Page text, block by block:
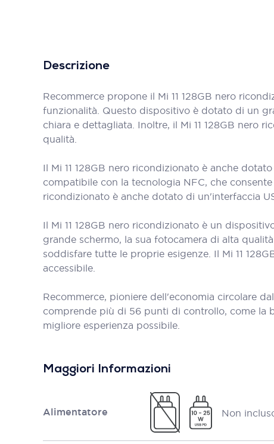
Descrizione
Recommerce propone il Mi 11 128GB nero
funzionalità. Questo dispositivo è dotato di un
chiara e dettagliata. Inoltre, il Mi 11 128GB nero
qualità.
Il Mi 11 128GB nero ricondizionato è anche
compatibile con la tecnologia NFC, che
ricondizionato è anche dotato di un'interfaccia
Il Mi 11 128GB nero ricondizionato è un
grande schermo, la sua fotocamera di alta
soddisfare tutte le proprie esigenze. Il Mi 11
accessibile.
Recommerce, pioniere dell'economia circolare
comprende più di 56 punti di controllo, come la
migliore esperienza possibile.
Maggiori Informazioni
Alimentatore Non